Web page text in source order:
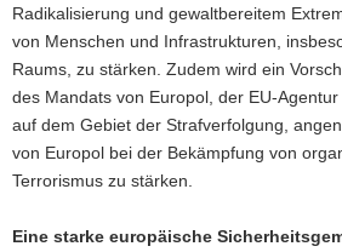
Radikalisierung und gewaltbereitem
von Menschen und Infrastrukturen,
Raums, zu stärken. Zudem wird ein
des Mandats von Europol, der EU-
auf dem Gebiet der Strafverfolgung,
von Europol bei der Bekämpfung von
Terrorismus zu stärken.
Eine starke europäische